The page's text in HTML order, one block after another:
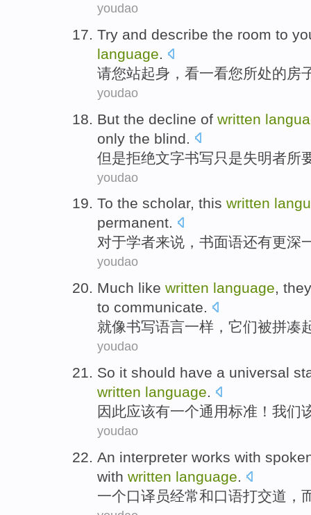
youdao
Try and describe the room to
language.
请您站起身，看一看您所处的房
youdao
But the decline of written
only the blind
但是拒绝文字书写 只是失明者所
youdao
To the scholar, this written
permanent.
对于学者来说 ， 书面语还有更深
youdao
Much like written language, they
to communicate.
就像书写语言一样， 它们被拼凑
youdao
So it should have a universal
written language.
因此应该有一个通用标准 ！ 我们
youdao
An interpreter works with
with written language.
一个口译 员经常和口语打交道，